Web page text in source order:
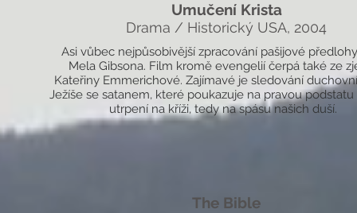
Umučení Krista
Drama / Historický USA, 2004
Asi vůbec nejpůsobivější zpracování pašijové
Mela Gibsona. Film kromě evengelií čerpá také ze
Kateřiny Emmerichové. Zajímavé je sledování
Ježíše se satanem, které poukazuje na pravou podstatu
utrpení na kříži, tedy na spásu našich duší.
The Bible